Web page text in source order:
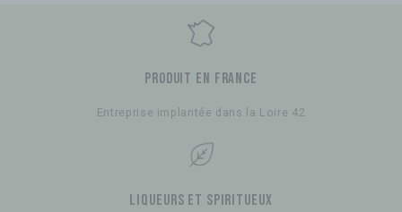
Produit en France
Entreprise implantée dans la Loire 42
Liqueurs et spiritueux